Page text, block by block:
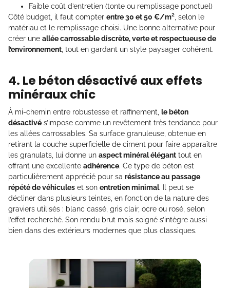
Faible coût d’entretien (tonte ou remplissage ponctuel)
Côté budget, il faut compter entre 30 et 50 €/m² , selon le
matériau et le remplissage choisi. Une bonne alternative pour
créer une allée carrossable discrète, verte et respectueuse de
l’environnement , tout en gardant un style paysager cohérent.
4. Le béton désactivé aux effets
minéraux chic
À mi-chemin entre robustesse et raffinement,
le béton
désactivé s’impose comme un revêtement très tendance pour
les allées carrossables. Sa surface granuleuse, obtenue en
retirant la couche superficielle de ciment pour faire apparaître
les granulats, lui donne un aspect minéral élégant tout en
offrant une excellente adhérence. Ce type de béton est
particulièrement apprécié pour sa résistance au passage
répété de véhicules et son entretien minimal. Il peut se
décliner dans plusieurs teintes, en fonction de la nature des
graviers utilisés : blanc cassé, gris clair, ocre ou rosé, selon
l’effet recherché. Son rendu brut mais soigné s’intègre aussi
bien dans des extérieurs modernes que plus classiques.